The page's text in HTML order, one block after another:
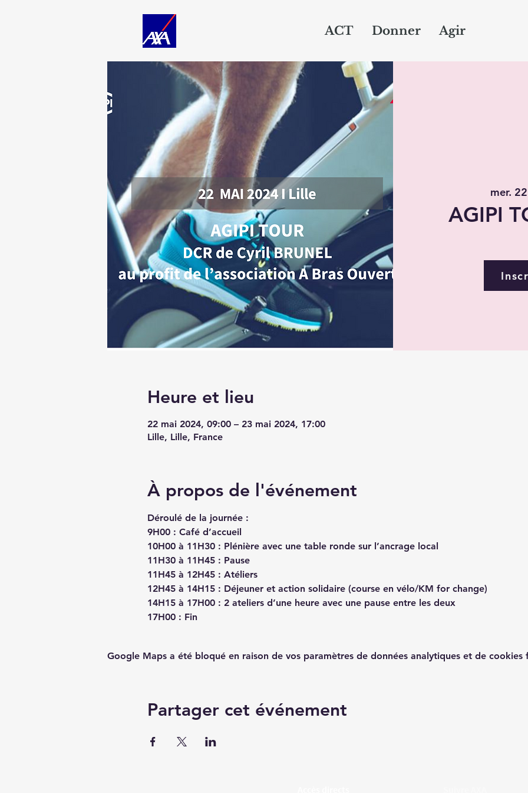
ACT Donner Agir
mer.
AGIPI
Heure et lieu
22 mai 2024, 09:00 – 23 mai 2024, 17:00
Lille, Lille, France
À propos de l'événement
Déroulé de la journée :
9H00 : Café d’accueil
10H00 à 11H30 : Plénière avec une table ronde sur l’ancrage local
11H30 à 11H45 : Pause
11H45 à 12H45 : Atéliers
12H45 à 14H15 : Déjeuner et action solidaire (course en vélo/KM for change)
14H15 à 17H00 : 2 ateliers d’une heure avec une pause entre les deux
17H00 : Fin
Google Maps a été bloqué en raison de vos paramètres de données analytiques et de cookies
Partager cet événement